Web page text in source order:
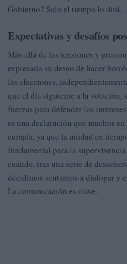
Gobierno? Solo el tiempo lo dirá.
Expectativas y desafíos
Más allá de las tensiones y
expresado su deseo de hacer
las elecciones,
que el día siguiente a la votación,
fuerzas para defender los
es una declaración que muchos
cumpla, ya que la unidad en
fundamental para la
cuando, tras una serie de
decidimos sentarnos a dialogar y
La comunicación es clave.